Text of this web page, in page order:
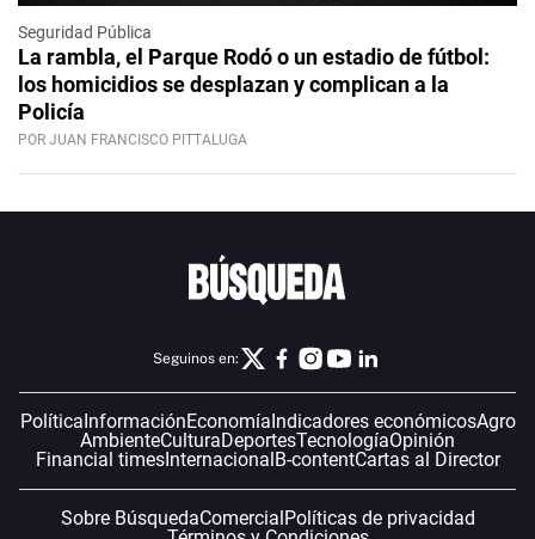
Seguridad Pública
La rambla, el Parque Rodó o un estadio de fútbol:
los homicidios se desplazan y complican a la
Policía
POR JUAN FRANCISCO PITTALUGA
Seguinos en:
PolíticaInformaciónEconomíaIndicadores económicosAgro
AmbienteCulturaDeportesTecnologíaOpinión
Financial timesInternacionalB-contentCartas al Director
Sobre BúsquedaComercialPolíticas de privacidad